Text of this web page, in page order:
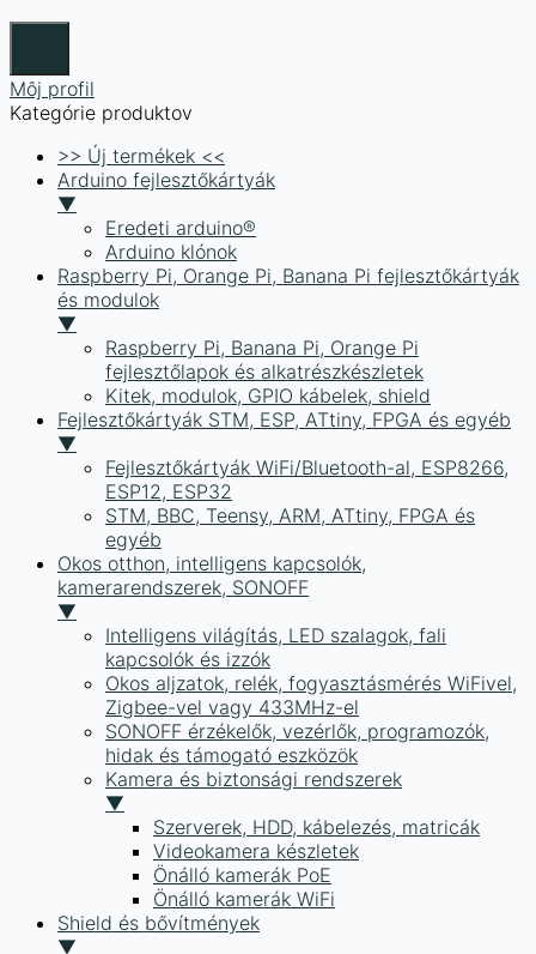
Môj profil
Kategórie produktov
>> Új termékek <<
Arduino fejlesztőkártyák
▼
Eredeti arduino®
Arduino klónok
Raspberry Pi, Orange Pi, Banana Pi fejlesztőkártyák
és modulok
▼
Raspberry Pi, Banana Pi, Orange Pi
fejlesztőlapok és alkatrészkészletek
Kitek, modulok, GPIO kábelek, shield
Fejlesztőkártyák STM, ESP, ATtiny, FPGA és egyéb
▼
Fejlesztőkártyák WiFi/Bluetooth-al, ESP8266,
ESP12, ESP32
STM, BBC, Teensy, ARM, ATtiny, FPGA és
egyéb
Okos otthon, intelligens kapcsolók,
kamerarendszerek, SONOFF
▼
Intelligens világítás, LED szalagok, fali
kapcsolók és izzók
Okos aljzatok, relék, fogyasztásmérés WiFivel,
Zigbee-vel vagy 433MHz-el
SONOFF érzékelők, vezérlők, programozók,
hidak és támogató eszközök
Kamera és biztonsági rendszerek
▼
Szerverek, HDD, kábelezés, matricák
Videokamera készletek
Önálló kamerák PoE
Önálló kamerák WiFi
Shield és bővítmények
▼